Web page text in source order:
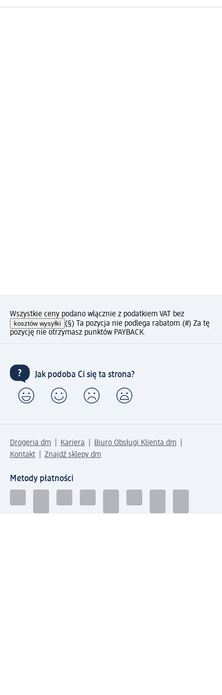
Wszystkie ceny podano włącznie z podatkiem VAT bez
kosztów wysyłki (§) Ta pozycja nie podlega rabatom.(#) Za tę
pozycję nie otrzymasz punktów PAYBACK.
Jak podoba Ci się ta strona?
Drogeria dm Kariera
Biuro Obsługi Klienta dm
Kontakt
Znajdź sklepy dm
Metody płatności